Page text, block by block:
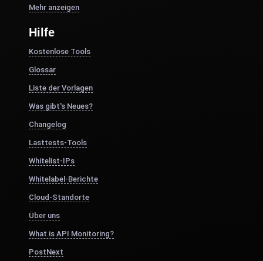
Mehr anzeigen
Hilfe
Kostenlose Tools
Glossar
Liste der Vorlagen
Was gibt's Neues?
Changelog
Lasttests-Tools
Whitelist-IPs
Whitelabel-Berichte
Cloud-Standorte
Über uns
What is API Monitoring?
PostNext